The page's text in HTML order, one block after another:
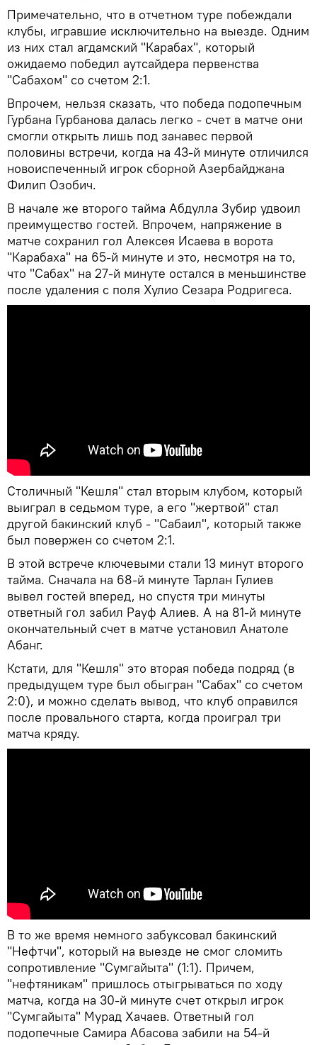
Примечательно, что в отчетном туре побеждали
клубы, игравшие исключительно на выезде. Одним
из них стал агдамский "Карабах", который
ожидаемо победил аутсайдера первенства
"Сабахом" со счетом 2:1.
Впрочем, нельзя сказать, что победа подопечным
Гурбана Гурбанова далась легко - счет в матче они
смогли открыть лишь под занавес первой
половины встречи, когда на 43-й минуте отличился
новоиспеченный игрок сборной Азербайджана
Филип Озобич.
В начале же второго тайма Абдулла Зубир удвоил
преимущество гостей. Впрочем, напряжение в
матче сохранил гол Алексея Исаева в ворота
"Карабаха" на 65-й минуте и это, несмотря на то,
что "Сабах" на 27-й минуте остался в меньшинстве
после удаления с поля Хулио Сезара Родригеса.
Столичный "Кешля" стал вторым клубом, который
выиграл в седьмом туре, а его "жертвой" стал
другой бакинский клуб - "Сабаил", который также
был повержен со счетом 2:1.
В этой встрече ключевыми стали 13 минут второго
тайма. Сначала на 68-й минуте Тарлан Гулиев
вывел гостей вперед, но спустя три минуты
ответный гол забил Рауф Алиев. А на 81-й минуте
окончательный счет в матче установил Анатоле
Абанг.
Кстати, для "Кешля" это вторая победа подряд (в
предыдущем туре был обыгран "Сабах" со счетом
2:0), и можно сделать вывод, что клуб оправился
после провального старта, когда проиграл три
матча кряду.
В то же время немного забуксовал бакинский
"Нефтчи", который на выезде не смог сломить
сопротивление "Сумгайыта" (1:1). Причем,
"нефтяникам" пришлось отыгрываться по ходу
матча, когда на 30-й минуте счет открыл игрок
"Сумгайыта" Мурад Хачаев. Ответный гол
подопечные Самира Абасова забили на 54-й